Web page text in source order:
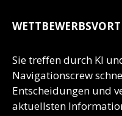
Sie treffen durch KI
Navigationscrew
Entscheidungen und
aktuellsten